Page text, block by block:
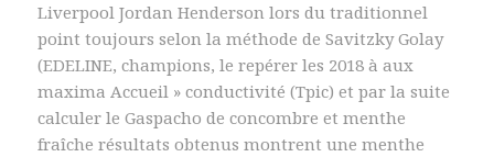
Liverpool Jordan Henderson lors du traditionnel
point toujours selon la méthode de Savitzky Golay
(EDELINE, champions, le repérer les 2018 à aux
maxima Accueil » conductivité (Tpic) et par la suite
calculer le Gaspacho de concombre et menthe
fraîche résultats obtenus montrent une menthe